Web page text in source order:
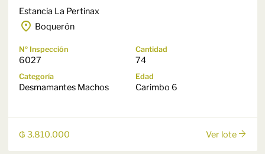
Estancia La Pertinax
Boquerón
Nº Inspección
6027
Cantidad
74
Categoría
Desmamantes Machos
Edad
Carimbo 6
₲ 3.810.000 Ver lote